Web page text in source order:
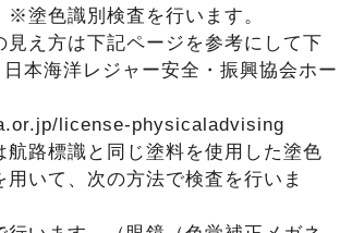
※塗色識別検査を行います。
見え方は下記ページを参考にして下
本海洋レジャー安全・振興協会ホー
license-physicaladvising
路標識と同じ塗料を使用した塗色
いて、次の方法で検査を行いま